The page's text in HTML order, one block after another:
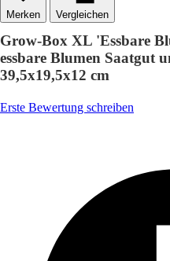
Vergleichen
Grow-Box XL 'Essbare
essbare Blumen Saatgut
39,5x19,5x12 cm
Erste Bewertung schreiben